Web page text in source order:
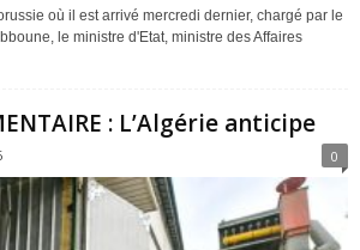
où il est arrivé mercredi dernier, chargé par le
le ministre d'Etat, ministre des Affaires
: L’Algérie anticipe
0